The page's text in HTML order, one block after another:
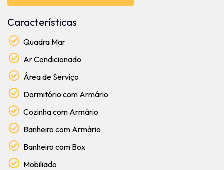
Características
Quadra Mar
Ar Condicionado
Área de Serviço
Dormitório com Armário
Cozinha com Armário
Banheiro com Armário
Banheiro com Box
Mobiliado